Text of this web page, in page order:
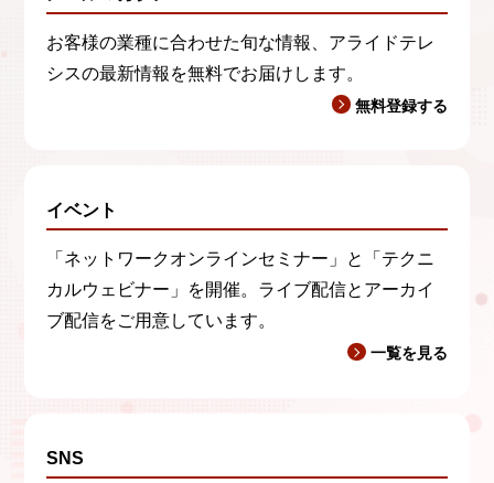
お客様の業種に合わせた旬な情報、アライドテレ
シスの最新情報を無料でお届けします。
無料登録する
イベント
「ネットワークオンラインセミナー」と「テクニ
カルウェビナー」を開催。ライブ配信とアーカイ
ブ配信をご用意しています。
一覧を見る
SNS